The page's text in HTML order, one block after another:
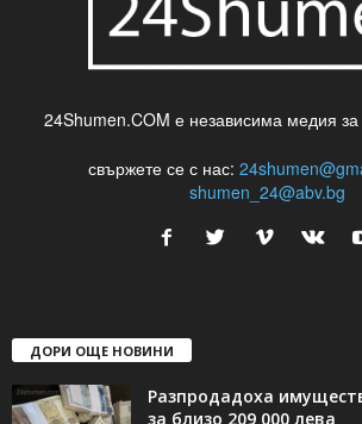
24Shumen.COM е независима медия
свържете се с нас:
shumen_24@abv.bg
ДОРИ ОЩЕ НОВИНИ
Разпродадоха
за близо 209 000 лева